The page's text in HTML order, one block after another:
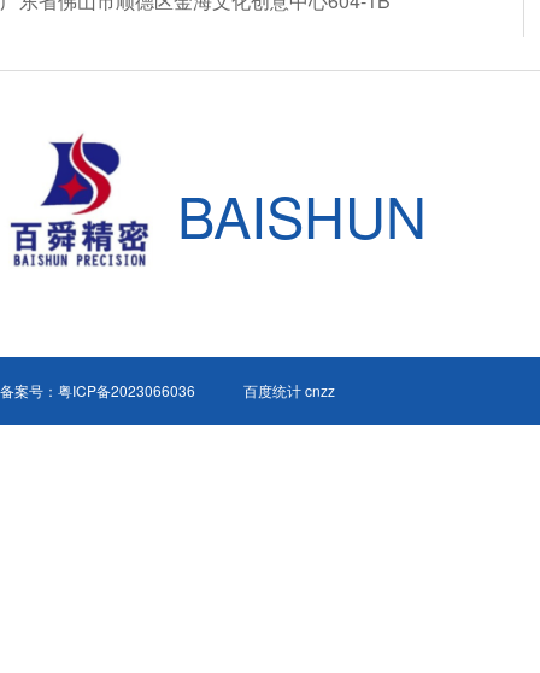
BAISHUN
备案号： 粤ICP备2023066036 百度统计 cnzz